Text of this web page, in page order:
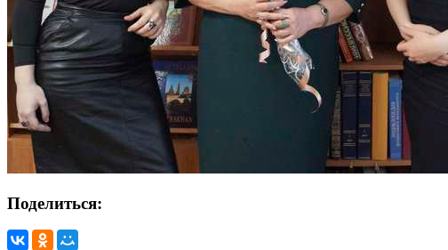
Поделиться: